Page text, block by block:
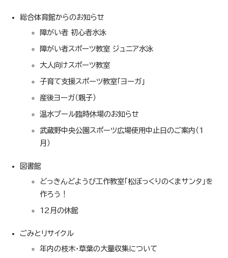
総合体育館からのお知らせ
障がい者 初心者水泳
障がい者スポーツ教室 ジュニア水泳
大人向けスポーツ教室
子育て支援スポーツ教室「ヨーガ」
産後ヨーガ（親子）
温水プール臨時休場のお知らせ
武蔵野中央公園スポーツ広場使用中止日のご案内（1
月）
図書館
どっきんどようび工作教室「松ぼっくりのくまサンタ」を
作ろう！
12月の休館
ごみとリサイクル
年内の枝木・草葉の大量収集について